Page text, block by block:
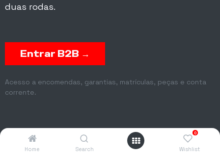
Home Search
0
Wishlist
duas rodas.
Entrar B2B →
Acesso a encomendas, garantias, matrículas, peças e conta
corrente.